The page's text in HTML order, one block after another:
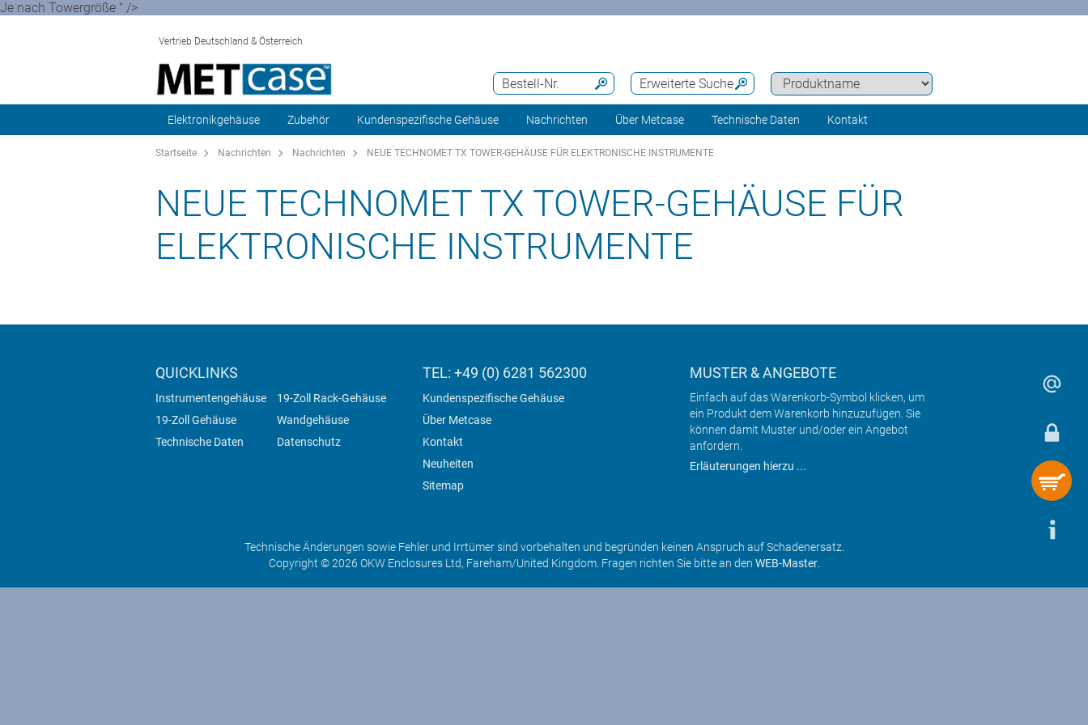
Je nach Towergröße " />
Vertrieb Deutschland & Österreich
Erweiterte Suche
Bestell-Nr.
Elektronikgehäuse Zubehör Kundenspezifische Gehäuse Nachrichten Über Metcase Technische Daten Kontakt
Startseite Nachrichten Nachrichten NEUE TECHNOMET TX TOWER-GEHÄUSE FÜR ELEKTRONISCHE INSTRUMENTE
NEUE TECHNOMET TX TOWER-GEHÄUSE FÜR
ELEKTRONISCHE INSTRUMENTE
QUICKLINKS
Instrumentengehäuse
19-Zoll Rack-Gehäuse
19-Zoll Gehäuse
Wandgehäuse
Technische Daten
Datenschutz
TEL: +49 (0) 6281 562300
Kundenspezifische Gehäuse
Über Metcase
Kontakt
Neuheiten
Sitemap
MUSTER & ANGEBOTE
Einfach auf das Warenkorb-Symbol klicken, um
ein Produkt dem Warenkorb hinzuzufügen. Sie
können damit Muster und/oder ein Angebot
anfordern.
Erläuterungen hierzu ...
Technische Änderungen sowie Fehler und Irrtümer sind vorbehalten und begründen keinen Anspruch auf Schadenersatz.
Copyright © 2026 OKW Enclosures Ltd, Fareham/United Kingdom. Fragen richten Sie bitte an den WEB-Master.